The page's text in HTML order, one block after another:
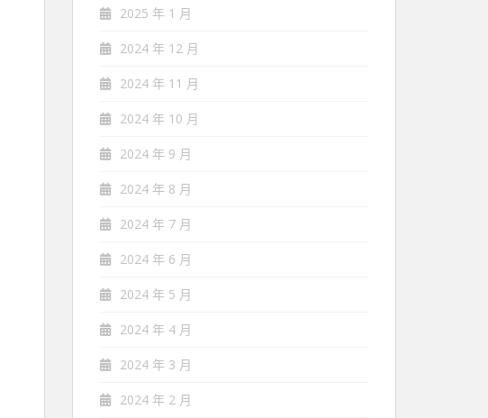
2025 年 1 月
2024 年 12 月
2024 年 11 月
2024 年 10 月
2024 年 9 月
2024 年 8 月
2024 年 7 月
2024 年 6 月
2024 年 5 月
2024 年 4 月
2024 年 3 月
2024 年 2 月